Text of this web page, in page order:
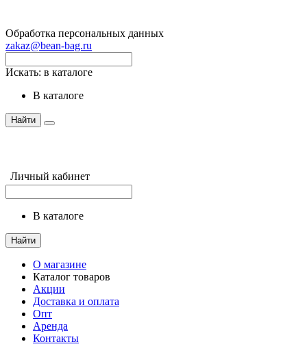
Обработка персональных данных
zakaz@bean-bag.ru
Искать: в каталоге
в каталоге
Найти
Личный кабинет
в каталоге
Найти
О магазине
Каталог товаров
Акции
Доставка и оплата
Опт
Аренда
Контакты